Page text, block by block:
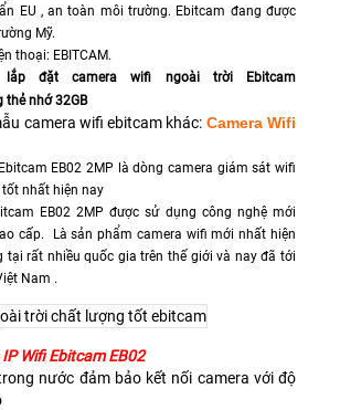
EU , an toàn môi trường. Ebitcam đang được
Mỹ.
thoại: EBITCAM.
đặt camera wifi ngoài trời Ebitcam
thẻ nhớ 32GB
camera wifi ebitcam khác: Camera Wifi
EB02 2MP là dòng camera giám sát wifi
nhất hiện nay
EB02 2MP được sử dụng công nghệ mới
cấp. Là sản phẩm camera wifi mới nhất hiện
tại rất nhiều quốc gia trên thế giới và nay đã tới
Nam .
Wifi Ebitcam EB02
nước đảm bảo kết nối camera với độ